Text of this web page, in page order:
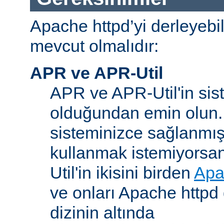
Apache httpd’yi
mevcut olmalıdır:
APR ve APR-Util
APR ve APR-Util'in
olduğundan emin
sisteminizce
kullanmak
Util'in ikisini birden
ve onları Apache httpd
dizinin altında